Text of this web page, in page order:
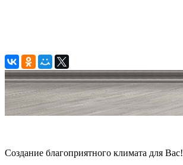
Создание благоприятного климата для Вас!